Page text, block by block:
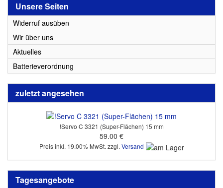
Unsere Seiten
Widerruf ausüben
Wir über uns
Aktuelles
Batterieverordnung
zuletzt angesehen
!Servo C 3321 (Super-Flächen) 15 mm
59.00 €
Preis inkl. 19.00% MwSt. zzgl.Versand
Tagesangebote